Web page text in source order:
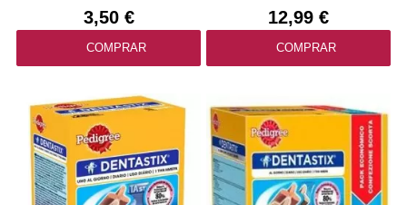
3,50 €
COMPRAR
12,99 €
COMPRAR